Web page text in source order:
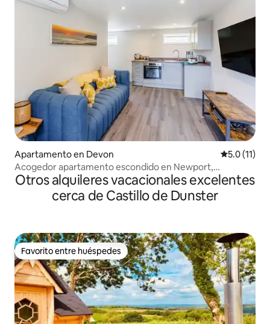
Apartamento en Devon Calificación
5.0 (11)
Acogedor apartamento escondido en Newport,
Barnstaple
Otros alquileres vacacionales excelentes
cerca de Castillo de Dunster
Favorito entre huéspedes
Favorito entre huéspedes